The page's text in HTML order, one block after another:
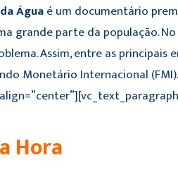
Águaé um documentário
grande parte da população.
Assim, entre as
Monetário Internacional
Hora